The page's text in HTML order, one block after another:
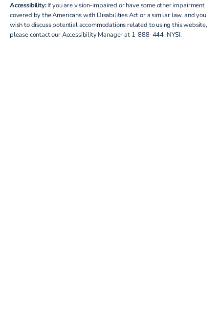
Accessibility:If you are vision-impaired or have some other impairment
covered by the Americans with Disabilities Act or a similar law, and you
wish to discuss potential accommodations related to using this website,
please contact our Accessibility Manager at 1-888-444-NYSI.